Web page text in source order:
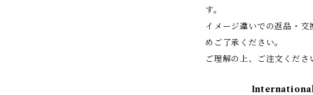
す。
イメージ違いでの返品・
めご了承ください。
ご理解の上、ご注文くだ